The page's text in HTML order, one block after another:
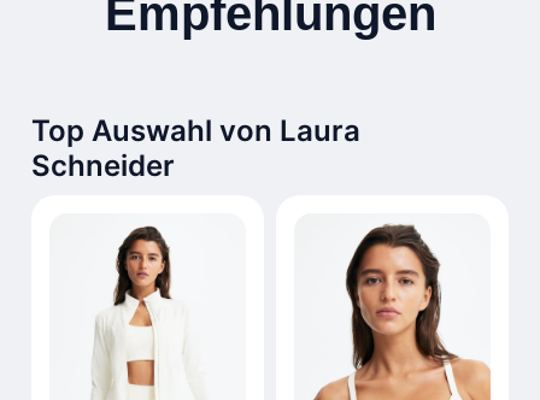
Empfehlungen
Top Auswahl von Laura
Schneider